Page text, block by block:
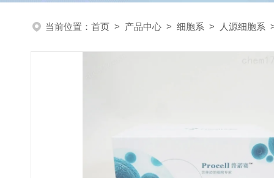
当前位置： 首页 > 产品中心 > 细胞系 > 人源细胞系